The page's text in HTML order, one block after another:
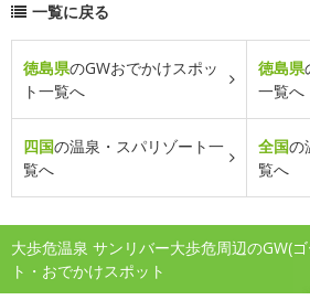
一覧に戻る
徳島県のGWおでかけスポッ
ト一覧へ
徳島県
一覧へ
四国の温泉・スパリゾート一
覧へ
全国の
覧へ
大歩危温泉 サンリバー大歩危周辺のGW(
ト・おでかけスポット